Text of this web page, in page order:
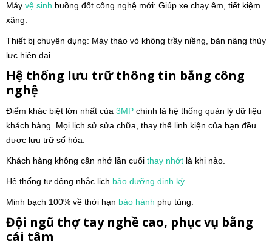
Máy vệ sinh buồng đốt công nghệ mới: Giúp xe chạy êm, tiết kiệm
xăng.
Thiết bị chuyên dụng: Máy tháo vỏ không trầy niềng, bàn nâng thủy
lực hiện đại.
Hệ thống lưu trữ thông tin bằng công
nghệ
Điểm khác biệt lớn nhất của 3MP chính là hệ thống quản lý dữ liệu
khách hàng. Mọi lịch sử sửa chữa, thay thế linh kiện của bạn đều
được lưu trữ số hóa.
Khách hàng không cần nhớ lần cuối thay nhớt là khi nào.
Hệ thống tự động nhắc lịch bảo dưỡng định kỳ.
Minh bạch 100% về thời hạn bảo hành phụ tùng.
Đội ngũ thợ tay nghề cao, phục vụ bằng
cái tâm